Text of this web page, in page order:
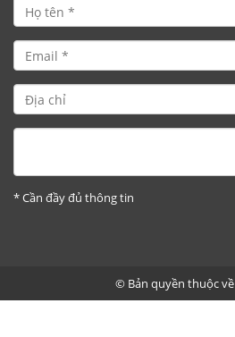
* Cần đầy đủ thông tin
© Bản quyền thuộc về